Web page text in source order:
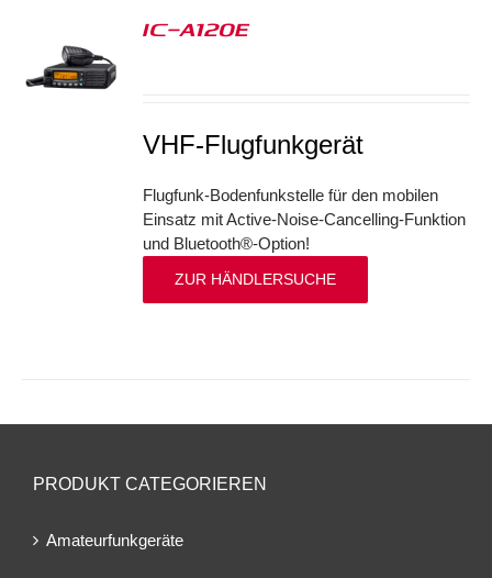
IC-A120E
VHF-Flugfunkgerät
Flugfunk-Bodenfunkstelle für den mobilen
Einsatz mit Active-Noise-Cancelling-Funktion
und Bluetooth®-Option!
ZUR HÄNDLERSUCHE
PRODUKT CATEGORIEREN
Amateurfunkgeräte